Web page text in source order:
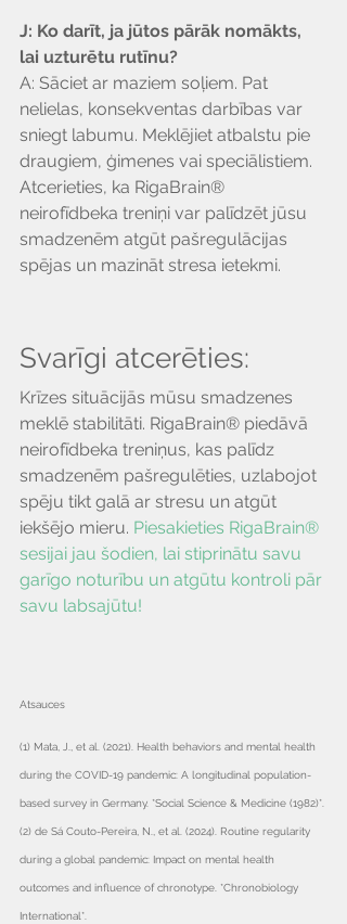
J: Ko darīt, ja jūtos pārāk nomākts,
lai uzturētu rutīnu?
A: Sāciet ar maziem soļiem. Pat
nelielas, konsekventas darbības var
sniegt labumu. Meklējiet atbalstu pie
draugiem, ģimenes vai speciālistiem.
Atcerieties, ka RigaBrain®
neirofīdbeka treniņi var palīdzēt jūsu
smadzenēm atgūt pašregulācijas
spējas un mazināt stresa ietekmi.
Svarīgi atcerēties:
Krīzes situācijās mūsu smadzenes
meklē stabilitāti. RigaBrain® piedāvā
neirofīdbeka treniņus, kas palīdz
smadzenēm pašregulēties, uzlabojot
spēju tikt galā ar stresu un atgūt
iekšējo mieru. Piesakieties RigaBrain®
sesijai jau šodien, lai stiprinātu savu
garīgo noturību un atgūtu kontroli pār
savu labsajūtu!
Atsauces
(1) Mata, J., et al. (2021). Health behaviors and mental health
during the COVID-19 pandemic: A longitudinal population-
based survey in Germany. *Social Science & Medicine (1982)*.
(2) de Sá Couto-Pereira, N., et al. (2024). Routine regularity
during a global pandemic: Impact on mental health
outcomes and influence of chronotype. *Chronobiology
International*.